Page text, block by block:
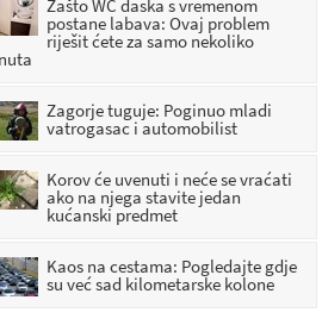
Zašto WC daska s vremenom
postane labava: Ovaj problem
riješit ćete za samo nekoliko
Zagorje tuguje: Poginuo mladi
vatrogasac i automobilist
Korov će uvenuti i neće se vraćati
ako na njega stavite jedan
kućanski predmet
Kaos na cestama: Pogledajte gdje
su već sad kilometarske kolone